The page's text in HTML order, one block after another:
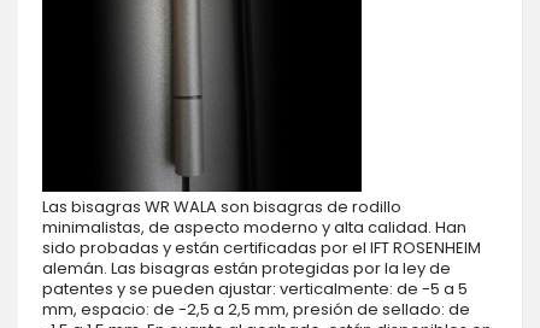
Las bisagras WR WALA son bisagras de rodillo
minimalistas, de aspecto moderno y alta calidad. Han
sido probadas y están certificadas por el IFT ROSENHEIM
alemán. Las bisagras están protegidas por la ley de
patentes y se pueden ajustar: verticalmente: de -5 a 5
mm, espacio: de -2,5 a 2,5 mm, presión de sellado: de